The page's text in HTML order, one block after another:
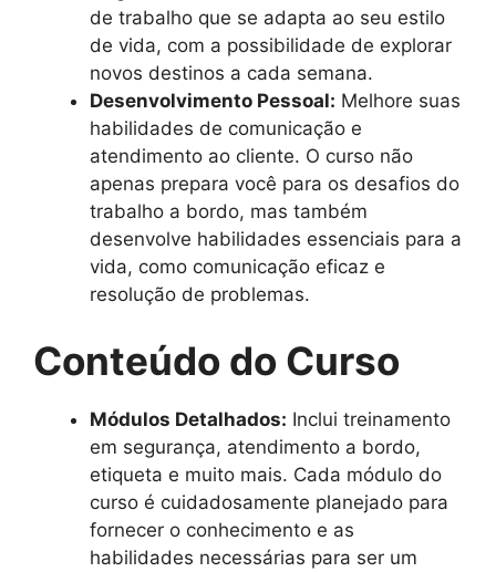
de trabalho que se adapta ao seu estilo
de vida, com a possibilidade de explorar
novos destinos a cada semana.
Desenvolvimento Pessoal: Melhore suas
habilidades de comunicação e
atendimento ao cliente. O curso não
apenas prepara você para os desafios do
trabalho a bordo, mas também
desenvolve habilidades essenciais para a
vida, como comunicação eficaz e
resolução de problemas.
Conteúdo do Curso
Módulos Detalhados: Inclui treinamento
em segurança, atendimento a bordo,
etiqueta e muito mais. Cada módulo do
curso é cuidadosamente planejado para
fornecer o conhecimento e as
habilidades necessárias para ser um